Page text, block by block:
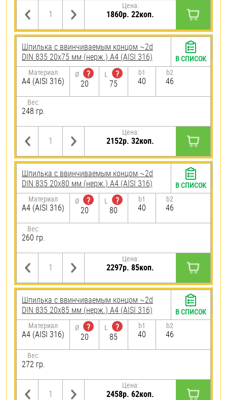
Цена:
1860р. 22коп.
Шпилька c ввинчиваемым концом ~2d
DIN 835 20х75 мм (нерж.) A4 (AISI 316)
Материал
A4 (AISI 316)
Ø
?
20
L
?
75
b1
40
b2
46
Вес:
248 гр.
Цена:
2152р. 32коп.
В СПИСОК
Шпилька c ввинчиваемым концом ~2d
DIN 835 20х80 мм (нерж.) A4 (AISI 316)
Материал
A4 (AISI 316)
Ø
?
20
L
?
80
b1
40
b2
46
Вес:
260 гр.
Цена:
2297р. 85коп.
В СПИСОК
Шпилька c ввинчиваемым концом ~2d
DIN 835 20х85 мм (нерж.) A4 (AISI 316)
Материал
A4 (AISI 316)
Ø
?
20
L
?
85
b1
40
b2
46
Вес:
272 гр.
Цена:
2458р. 62коп.
В СПИСОК